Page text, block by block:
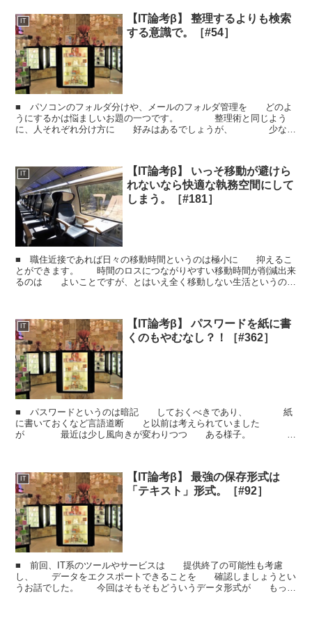
IT
【IT論考β】 整理するよりも検索
する意識で。［#54］
■ パソコンのフォルダ分けや、メールのフォルダ管理を どのよ
うにするかは悩ましいお題の一つです。 整理術と同じよう
に、人それぞれ分け方に 好みはあるでしょうが、 少なか
IT
【IT論考β】 いっそ移動が避けら
れないなら快適な執務空間にして
しまう。［#181］
■ 職住近接であれば日々の移動時間というのは極小に 抑えるこ
とができます。 時間のロスにつながりやすい移動時間が削減出来
るのは よいことですが、とはいえ全く移動しない生活というの
IT
【IT論考β】 パスワードを紙に書
くのもやむなし？！［#362］
■ パスワードというのは暗記 しておくべきであり、 紙
に書いておくなど言語道断 と以前は考えられていました
が 最近は少し風向きが変わりつつ ある様子。
IT
【IT論考β】 最強の保存形式は
「テキスト」形式。［#92］
■ 前回、IT系のツールやサービスは 提供終了の可能性も考慮
し、 データをエクスポートできることを 確認しましょうとい
うお話でした。 今回はそもそもどういうデータ形式が もっと